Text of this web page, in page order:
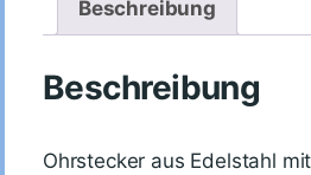
Beschreibung
Beschreibung
Ohrstecker aus Edelstahl